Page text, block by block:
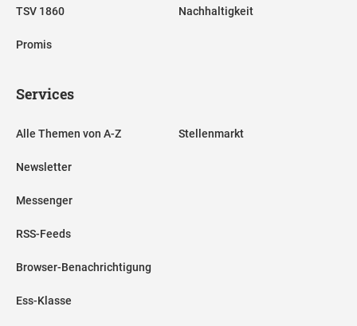
TSV 1860
Promis
Nachhaltigkeit
Services
Alle Themen von A-Z
Newsletter
Messenger
RSS-Feeds
Browser-Benachrichtigung
Ess-Klasse
Stellenmarkt